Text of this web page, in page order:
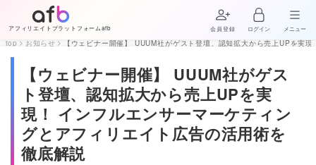
アフィリエイトプラットフォームafb 会員登録 ログイン メニュー
top お知らせ 【ウェビナー開催】 UUUM社がゲスト登壇、認知拡大から売上UPを実
【ウェビナー開催】 UUUM社がゲス
ト登壇、認知拡大から売上UPを実
現！ インフルエンサーマーケティン
グとアフィリエイト広告の活用術を
徹底解説